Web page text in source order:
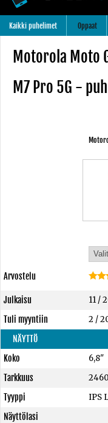
Kaikki puhelimet Oppaat
Motorola Moto
M7 Pro 5G -
Arvostelu
Julkaisu 11 /
Tuli myyntiin
2 /
NÄYTTÖ
Koko
6,8"
Tarkkuus
Tyyppi
IPS
Näyttölasi